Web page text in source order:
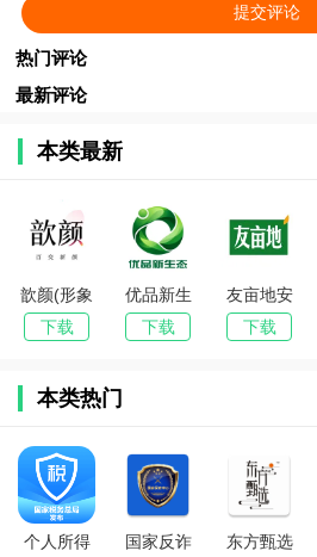
热门评论
最新评论
本类最新
歆颜(形象
管理AI应
用)
下载
优品新生
态安卓手
机版
下载
友亩地安
卓手机版
下载
本类热门
个人所得
国家反诈
东方甄选